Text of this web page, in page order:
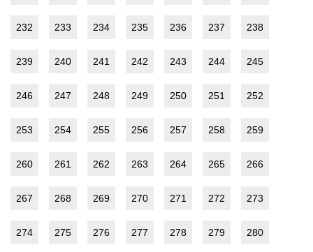
232 233 234 235 236 237 238
239 240 241 242 243 244 245
246 247 248 249 250 251 252
253 254 255 256 257 258 259
260 261 262 263 264 265 266
267 268 269 270 271 272 273
274 275 276 277 278 279 280